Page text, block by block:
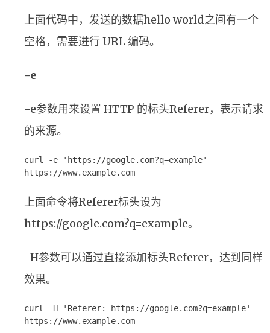
上面代码中，发送的数据hello world之间有一个
空格，需要进行 URL 编码。
-e
-e参数用来设置 HTTP 的标头Referer，表示请求
的来源。
curl -e 'https://google.com?q=example'
https://www.example.com
上面命令将Referer标头设为
https://google.com?q=example。
-H参数可以通过直接添加标头Referer，达到同样
效果。
curl -H 'Referer: https://google.com?q=example'
https://www.example.com